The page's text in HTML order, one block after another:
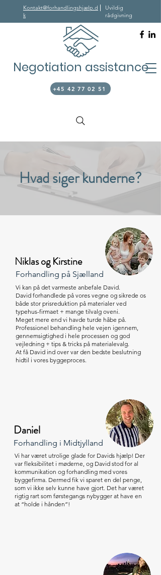
Negotiation assistance
+45 42 77 02 51
Kontakt@forhandlingshjælp.d
k
Uvildig
rådgivning
Hvad siger kunderne?
Niklas og Kirstine
Forhandling på Sjælland
Vi kan på det varmeste anbefale David.
David forhandlede på vores vegne og sikrede os
både stor prisreduktion på materialer ved
typehus-firmaet + mange tilvalg oveni.
Meget mere end vi havde turde håbe på.
Professionel behandling hele vejen igennem,
gennemsigtighed i hele processen og god
vejledning + tips & tricks på materialevalg.
At få David ind over var den bedste beslutning
hidtil i vores byggeproces.
Daniel
Forhandling i Midtjylland
Vi har været utrolige glade for Davids hjælp! Der
var fleksibilitet i møderne, og David stod for al
kommunikation og forhandling med vores
byggefirma. Dermed fik vi sparet en del penge,
som vi ikke selv kunne have gjort. Det har været
rigtig rart som førstegangs nybygger at have en
at “holde i hånden”!